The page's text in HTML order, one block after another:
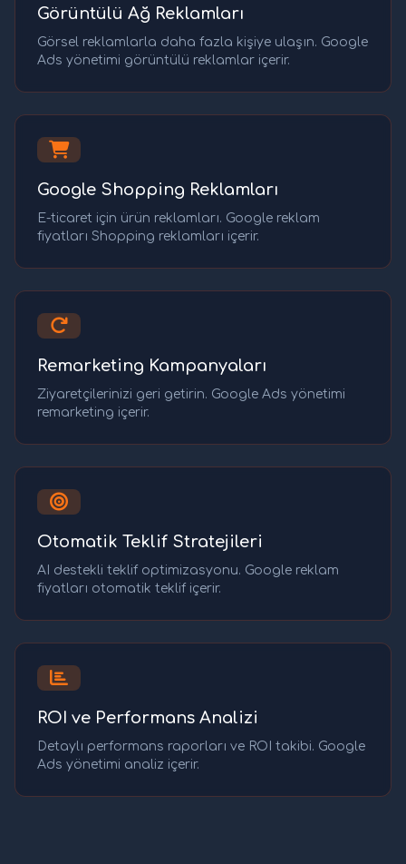
Görüntülü Ağ Reklamları
Görsel reklamlarla daha fazla kişiye ulaşın. Google
Ads yönetimi görüntülü reklamlar içerir.
Google Shopping Reklamları
E-ticaret için ürün reklamları. Google reklam
fiyatları Shopping reklamları içerir.
Remarketing Kampanyaları
Ziyaretçilerinizi geri getirin. Google Ads yönetimi
remarketing içerir.
Otomatik Teklif Stratejileri
AI destekli teklif optimizasyonu. Google reklam
fiyatları otomatik teklif içerir.
ROI ve Performans Analizi
Detaylı performans raporları ve ROI takibi. Google
Ads yönetimi analiz içerir.